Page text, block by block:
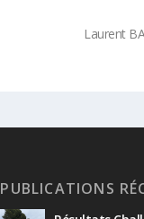
Laurent
PUBLICATIONS